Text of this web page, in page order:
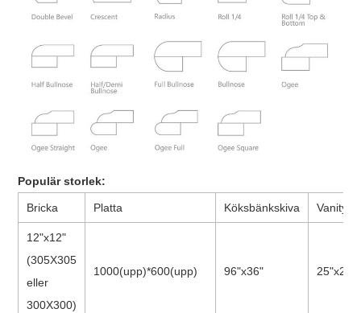
Populär storlek:
Bricka Platta Köksbänkskiva Vanity
12"x12"
(305X305
eller
300X300)
1000(upp)*600(upp) 96"x36" 25"x22"